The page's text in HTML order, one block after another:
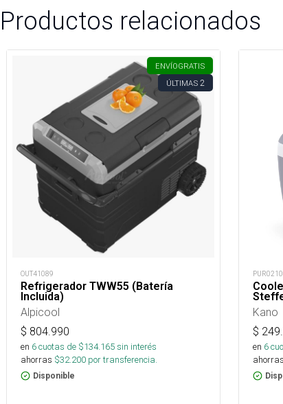
Productos relacionados
ENVÍOGRATIS
ÚLTIMAS 2
OUT41089
Refrigerador TWW55 (Batería
Incluida)
Alpicool
$ 804.990
en 6cuotas de $134.165sin interés
ahorras $32.200 por transferencia.
Disponible
Kano
$
en 6
ahorras